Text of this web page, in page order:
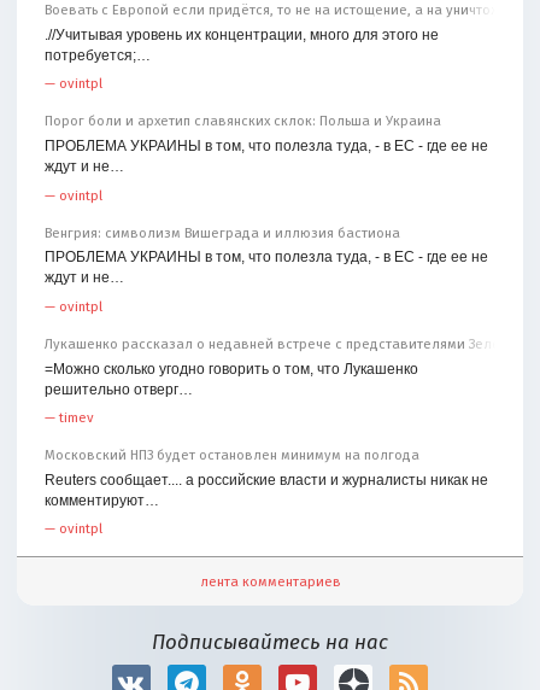
Воевать с Европой если придётся, то не на истощение, а на уничтожение
.//Учитывая уровень их концентрации, много для этого не
потребуется;…
— ovintpl
Порог боли и архетип славянских склок: Польша и Украина
ПРОБЛЕМА УКРАИНЫ в том, что полезла туда, - в ЕС - где ее не
ждут и не…
— ovintpl
Венгрия: символизм Вишеграда и иллюзия бастиона
ПРОБЛЕМА УКРАИНЫ в том, что полезла туда, - в ЕС - где ее не
ждут и не…
— ovintpl
Лукашенко рассказал о недавней встрече с представителями
=Можно сколько угодно говорить о том, что Лукашенко
решительно отверг…
—timev
Московский НПЗ будет остановлен минимум на полгода
Reuters сообщает.... а российские власти и журналисты никак не
комментируют…
— ovintpl
лента комментариев
Подписывайтесь на нас